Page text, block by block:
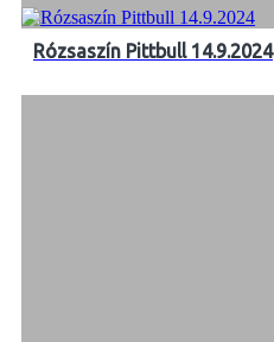
Rózsaszín Pittbull 14.9.2024